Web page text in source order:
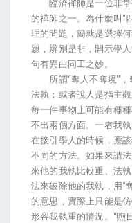
臨濟禪師是一位非常
的禪師之一。為什麼叫“
理的問題，簡就是選擇
題，辨別是非，開示學
句有異曲同工之妙。
所謂“奪人不奪境”，
法執；或者說人是指主
每一件事物上可能有種
不出兩個方面。一者我
在接引學人的時候，應
不同的方法。如果來請
來他的我執比較重、法
法來破除他的我執，用“
的意思，實際上只能是
形容我執重的情況。“煦